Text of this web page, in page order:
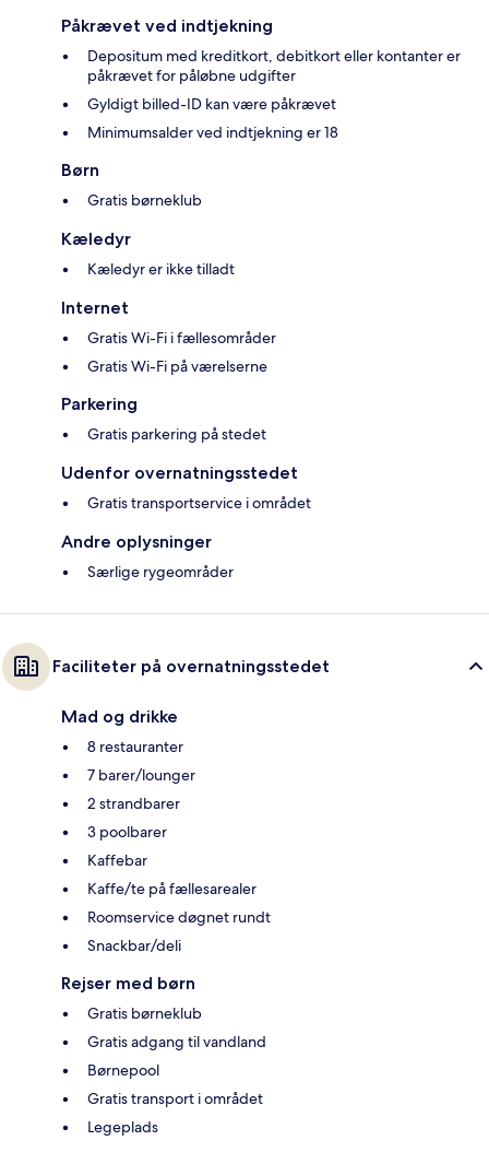
Påkrævet ved indtjekning
Depositum med kreditkort, debitkort eller kontanter er
påkrævet for påløbne udgifter
Gyldigt billed-ID kan være påkrævet
Minimumsalder ved indtjekning er 18
Børn
Gratis børneklub
Kæledyr
Kæledyr er ikke tilladt
Internet
Gratis Wi-Fi i fællesområder
Gratis Wi-Fi på værelserne
Parkering
Gratis parkering på stedet
Udenfor overnatningsstedet
Gratis transportservice i området
Andre oplysninger
Særlige rygeområder
Faciliteter på overnatningsstedet
Mad og drikke
8 restauranter
7 barer/lounger
2 strandbarer
3 poolbarer
Kaffebar
Kaffe/te på fællesarealer
Roomservice døgnet rundt
Snackbar/deli
Rejser med børn
Gratis børneklub
Gratis adgang til vandland
Børnepool
Gratis transport i området
Legeplads